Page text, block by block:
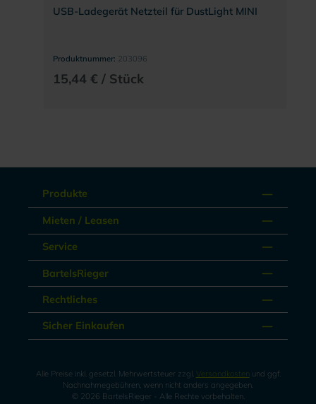
USB-Ladegerät Netzteil für DustLight MINI
Produktnummer: 203096
15,44 € / Stück
Produkte
Mieten / Leasen
Service
BartelsRieger
Rechtliches
Sicher Einkaufen
Alle Preise inkl. gesetzl. Mehrwertsteuer zzgl. Versandkosten und ggf.
Nachnahmegebühren, wenn nicht anders angegeben.
© 2026 BartelsRieger - Alle Rechte vorbehalten.